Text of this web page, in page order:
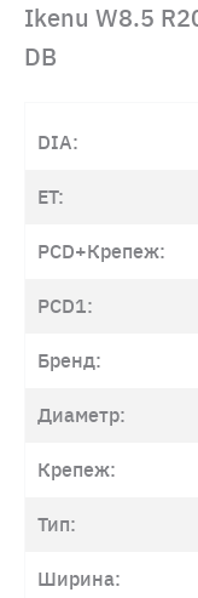
Ikenu W8.5
DB
DIA:
ET:
PCD+Крепеж:
PCD1:
Бренд:
Диаметр:
Крепеж:
Тип:
Ширина: